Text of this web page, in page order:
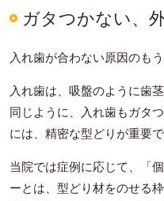
ガタつかない、
入れ歯が合わない原因のも
入れ歯は、吸盤のように歯
同じように、入れ歯もガタ
には、精密な型どりが重要で
当院では症例に応じて、「
ーとは、型どり材をのせる